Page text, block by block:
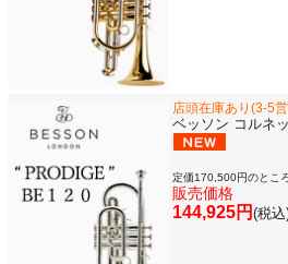
店頭在庫あり(3-5
ベッソン コルネ
定価170,500円のとこ
販売価格
144,925円 (税込
セール・イベント情報
人気の永江楽器コラム
「楽器をはじめよう」
お手入れ方法
選定者のご紹介